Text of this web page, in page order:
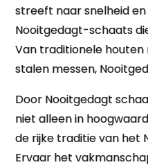
streeft naar snelheid en
Nooitgedagt-schaats
Van traditionele
stalen messen,
Door Nooitgedagt
niet alleen in
de rijke traditie van het
Ervaar het